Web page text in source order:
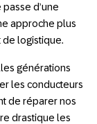
d’une
approche plus
logistique.
générations
les conducteurs
de réparer nos
drastique les